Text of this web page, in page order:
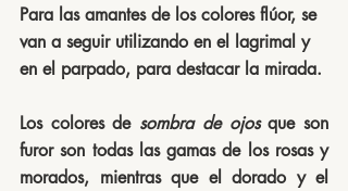
Para las amantes de los colores flúor, se
van a seguir utilizando en el lagrimal y
en el parpado, para destacar la mirada.
Los colores de sombra de ojos que son
furor son todas las gamas de los rosas y
morados, mientras que el dorado y el